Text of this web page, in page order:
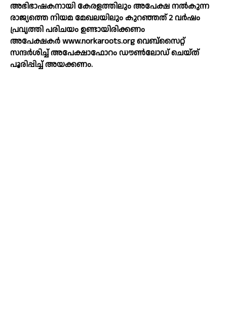
അഭിഭാഷകനായി കേരളത്തിലും അപേക്ഷ നല്‍കുന്ന
രാജ്യത്തെ നിയമ മേഖലയിലും കുറഞ്ഞത് 2 വർഷം
പ്രവൃത്തി പരിചയം ഉണ്ടായിരിക്കണം
അപേക്ഷകർ www.norkaroots.org വെബ്സൈറ്റ്
സന്ദര്‍ശിച്ച്‌ അപേക്ഷാഫോറം ഡൗണ്‍ലോഡ് ചെയ്ത്
പൂരിപ്പിച്ച്‌ അയക്കണം.